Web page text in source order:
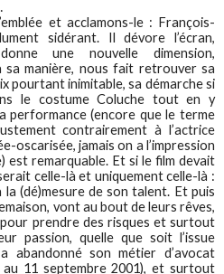
et acclamons-le : François-
sidérant. Il dévore l’écran,
une nouvelle dimension,
manière, nous fait retrouver sa
pourtant inimitable, sa démarche si
le costume Coluche tout en y
performance (encore que le terme
contrairement à l’actrice
oscarisée, jamais on a l’impression
est remarquable. Et si le film devait
celle-là et uniquement celle-là :
(dé)mesure de son talent. Et puis
vont au bout de leurs rêves,
pour prendre des risques et surtout
passion, quelle que soit l’issue
abandonné son métier d’avocat
11 septembre 2001), et surtout